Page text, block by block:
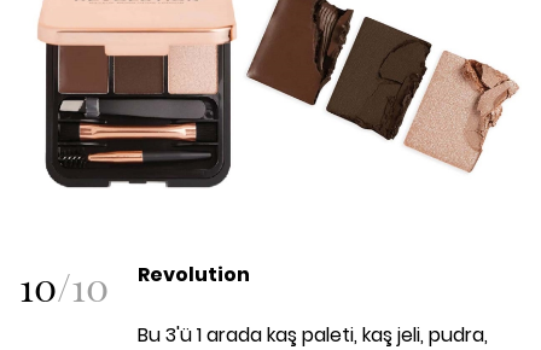
10/10 Revolution
Bu 3'ü 1 arada kaş paleti, kaş jeli, pudra,